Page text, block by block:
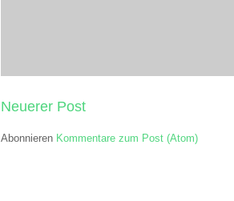
Neuerer Post
Abonnieren Kommentare zum Post (Atom)